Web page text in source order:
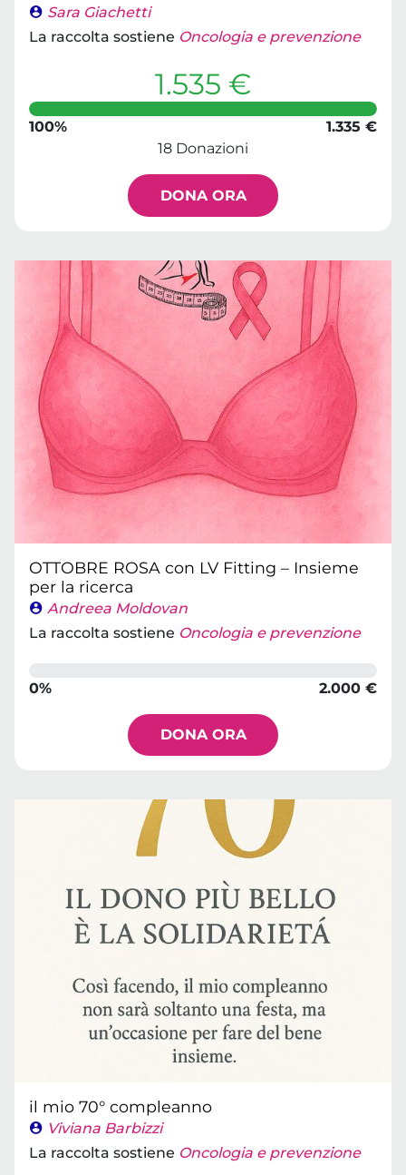
Sara Giachetti
La raccolta sostiene Oncologia e prevenzione
1.535 €
100%
1.335 €
18 Donazioni
DONA ORA
OTTOBRE ROSA con LV Fitting – Insieme
per la ricerca
Andreea Moldovan
La raccolta sostiene Oncologia e prevenzione
0% 2.000 €
DONA ORA
il mio 70° compleanno
Viviana Barbizzi
La raccolta sostiene Oncologia e prevenzione